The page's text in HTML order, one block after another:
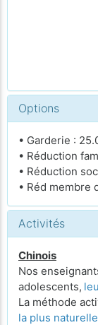
Options
• Garderie :
• Réduction
• Réduction
• Réd membre
Activités
Chinois
Nos
adolescents,
La méthode
la plus